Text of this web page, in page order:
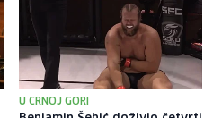
U CRNOJ GORI